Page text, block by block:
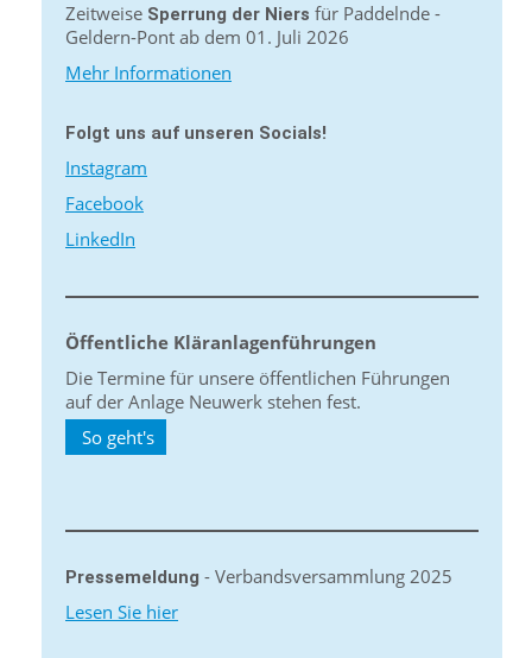
Zeitweise Sperrung der Niers für Paddelnde -
Geldern-Pont ab dem 01. Juli 2026
Mehr Informationen
Folgt uns auf unseren Socials!
Instagram
Facebook
LinkedIn
Öffentliche Kläranlagenführungen
Die Termine für unsere öffentlichen Führungen
auf der Anlage Neuwerk stehen fest.
So geht's
Pressemeldung - Verbandsversammlung 2025
Lesen Sie hier